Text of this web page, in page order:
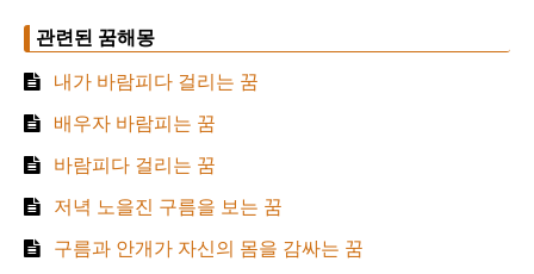
관련된 꿈해몽
내가 바람피다 걸리는 꿈
배우자 바람피는 꿈
바람피다 걸리는 꿈
저녁 노을진 구름을 보는 꿈
구름과 안개가 자신의 몸을 감싸는 꿈